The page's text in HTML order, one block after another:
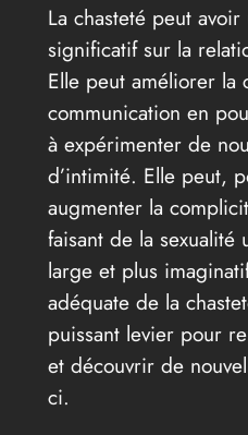
La chasteté peut
significatif sur la
Elle peut améliorer la
communication en
à expérimenter de
d’intimité. Elle peut,
augmenter la
faisant de la
large et plus
adéquate de la
puissant levier pour
et découvrir de
ci.